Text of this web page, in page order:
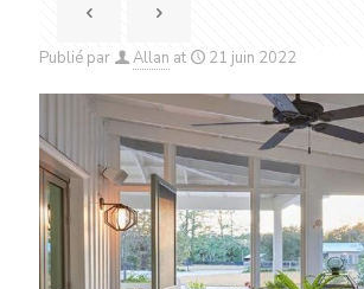
Publié par Allan at 21 juin 2022